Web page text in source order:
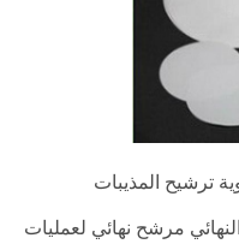
ترشيح المذيبات
مرشح نهائي لعمليات